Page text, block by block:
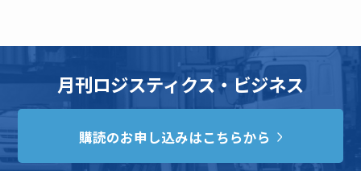
月刊ロジスティクス・ビジネス
購読のお申し込みはこちらから